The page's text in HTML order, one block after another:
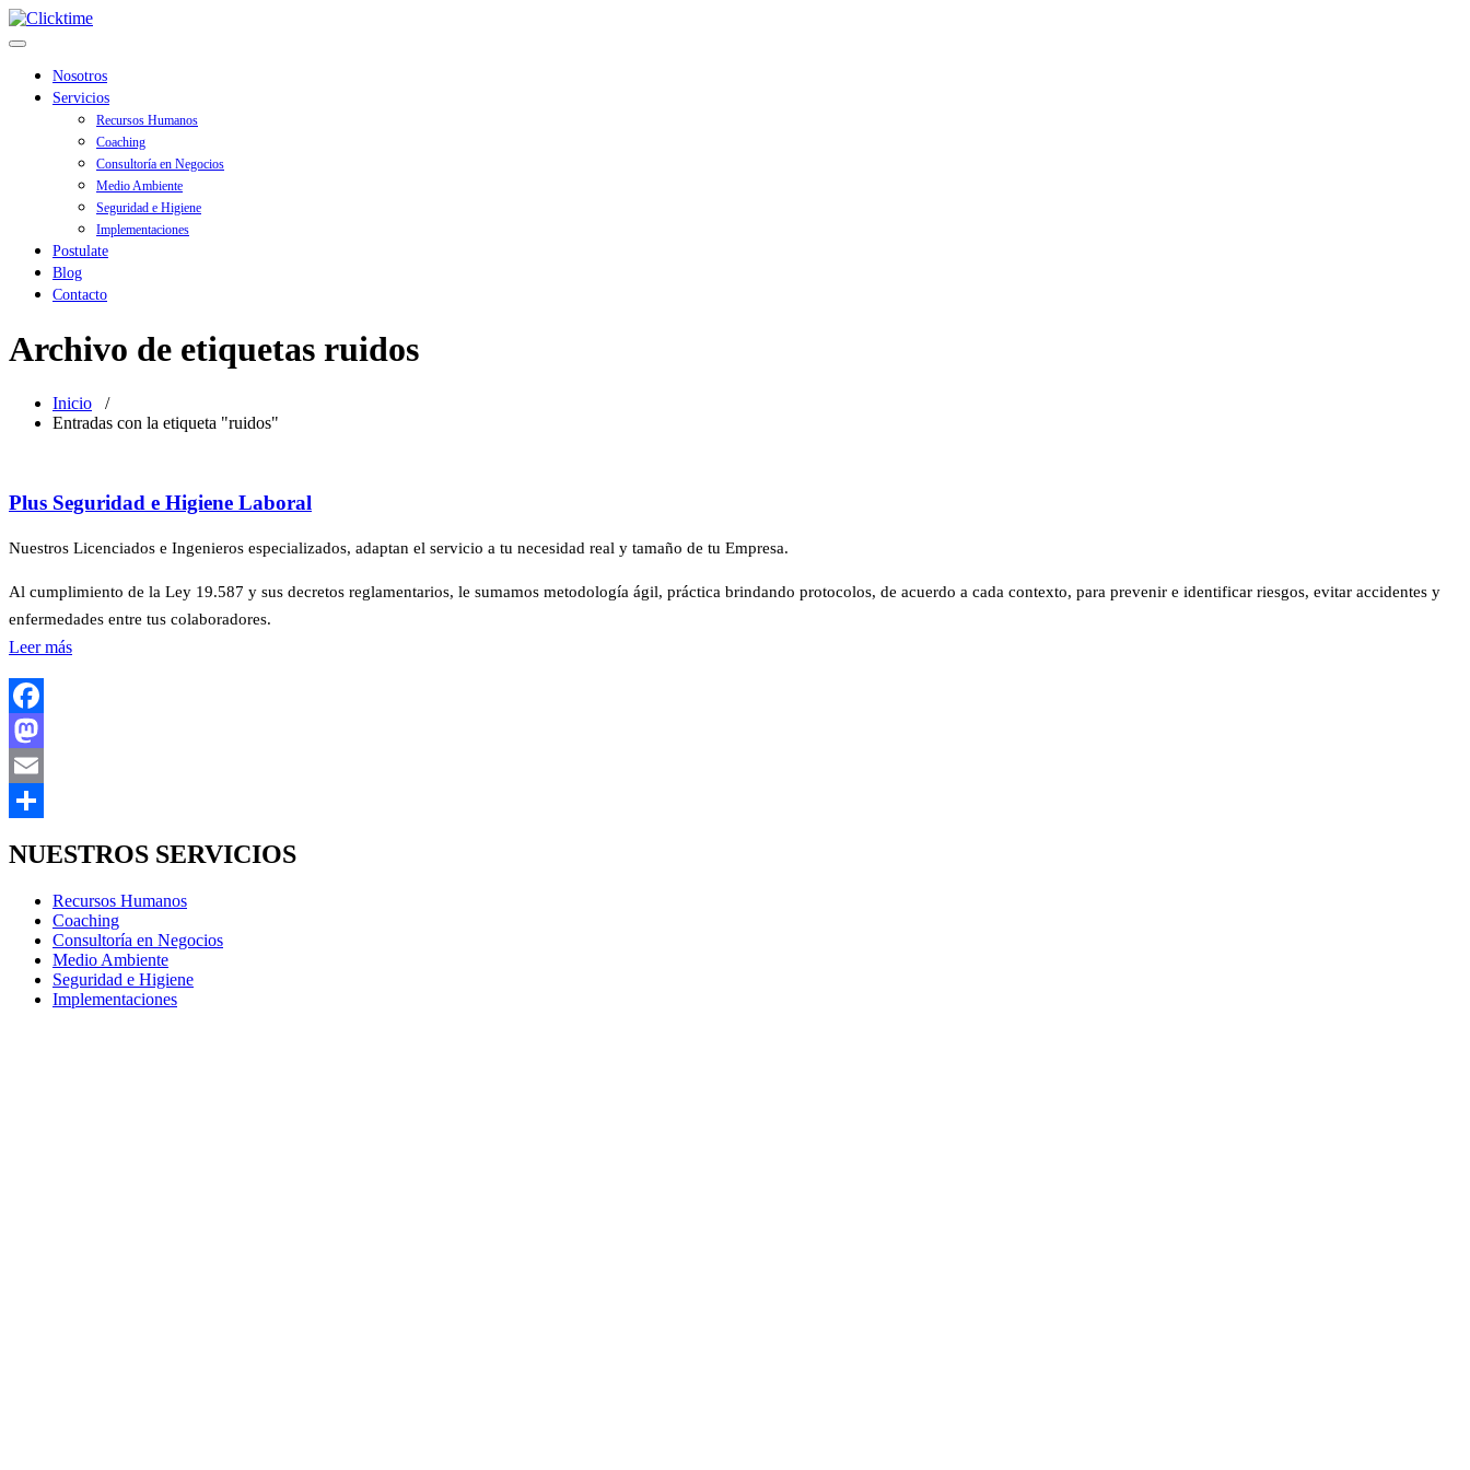
Saltar
al
Clicktime
Alternar
navegación
Nosotros
Servicios
Recursos Humanos
Coaching
Consultoría en Negocios
Medio Ambiente
Seguridad e Higiene
Implementaciones
Postulate
Blog
Contacto
Archivo de etiquetas ruidos
Inicio /
Entradas con la etiqueta "ruidos"
Plus Seguridad e Higiene Laboral
Nuestros Licenciados e Ingenieros especializados, adaptan el servicio a tu necesidad real y tamaño de tu Empresa.
Al cumplimiento de la Ley 19.587 y sus decretos reglamentarios, le sumamos metodología ágil, práctica brindando protocolos, de acuerdo a cada contexto, para prevenir e identificar riesgos, evitar accidentes y
enfermedades entre tus colaboradores.
Leer más
Facebook
Mastodon
Email
NUESTROS SERVICIOS
Recursos Humanos
Coaching
Consultoría en Negocios
Medio Ambiente
Seguridad e Higiene
Implementaciones